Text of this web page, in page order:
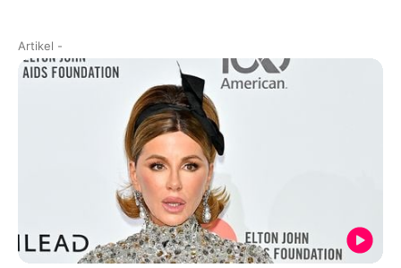
Artikel -